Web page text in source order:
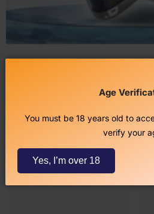
Age
You must be 18 years old to
verify your
Yes, I’m over 18